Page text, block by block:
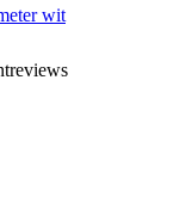
wit